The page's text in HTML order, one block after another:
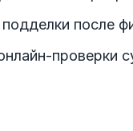
после
проверки